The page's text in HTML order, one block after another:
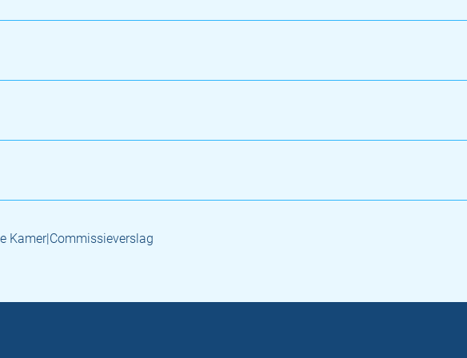
Kamer|Commissieverslag